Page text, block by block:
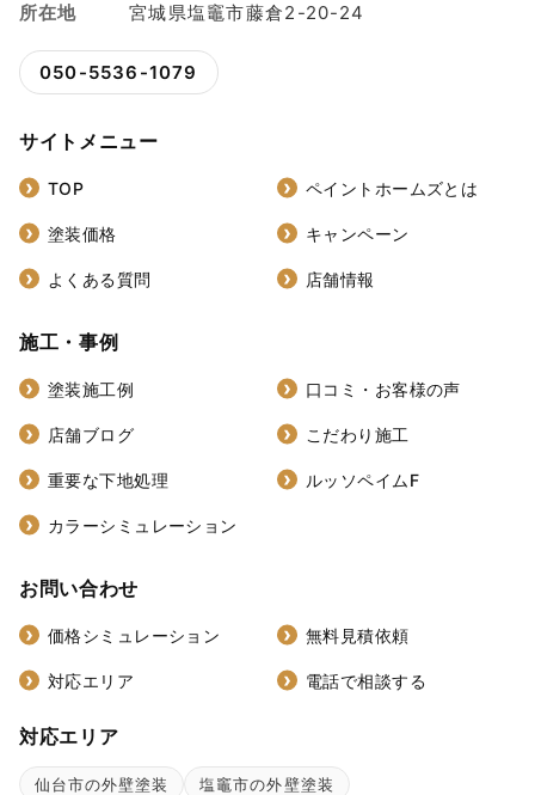
所在地
宮城県塩竈市藤倉2-20-24
050-5536-1079
サイトメニュー
TOP ペイントホームズとは
塗装価格 キャンペーン
よくある質問 店舗情報
施工・事例
塗装施工例 口コミ・お客様の声
店舗ブログ こだわり施工
重要な下地処理 ルッソペイムF
カラーシミュレーション
お問い合わせ
価格シミュレーション 無料見積依頼
対応エリア 電話で相談する
対応エリア
仙台市の外壁塗装
塩竈市の外壁塗装